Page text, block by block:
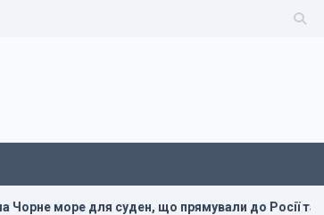
суден, що прямували до Росії та України, -